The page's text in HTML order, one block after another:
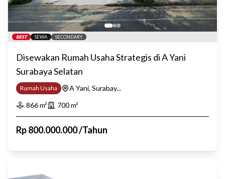
BEST SEWA SECONDARY
Disewakan Rumah Usaha Strategis di A Yani
Surabaya Selatan
Rumah Usaha
A Yani, Surabay...
866m² 700m²
Rp800.000.000/Tahun